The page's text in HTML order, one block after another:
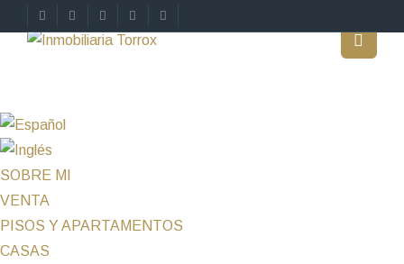
SOBRE MI
VENTA
PISOS Y APARTAMENTOS
CASAS